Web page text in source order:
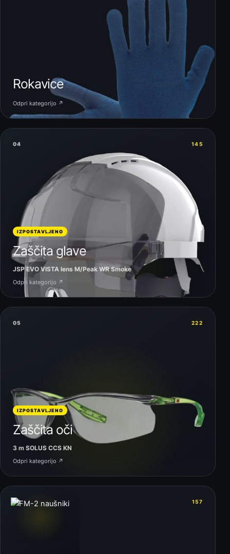
Rokavice
Odpri kategorijo ↗
04 145
IZPOSTAVLJENO
Zaščita glave
JSP EVO VISTA lens M/Peak WR Smoke
Odpri kategorijo ↗
05 222
IZPOSTAVLJENO
Zaščita oči
3 m SOLUS CCS KN
Odpri kategorijo ↗
06 157